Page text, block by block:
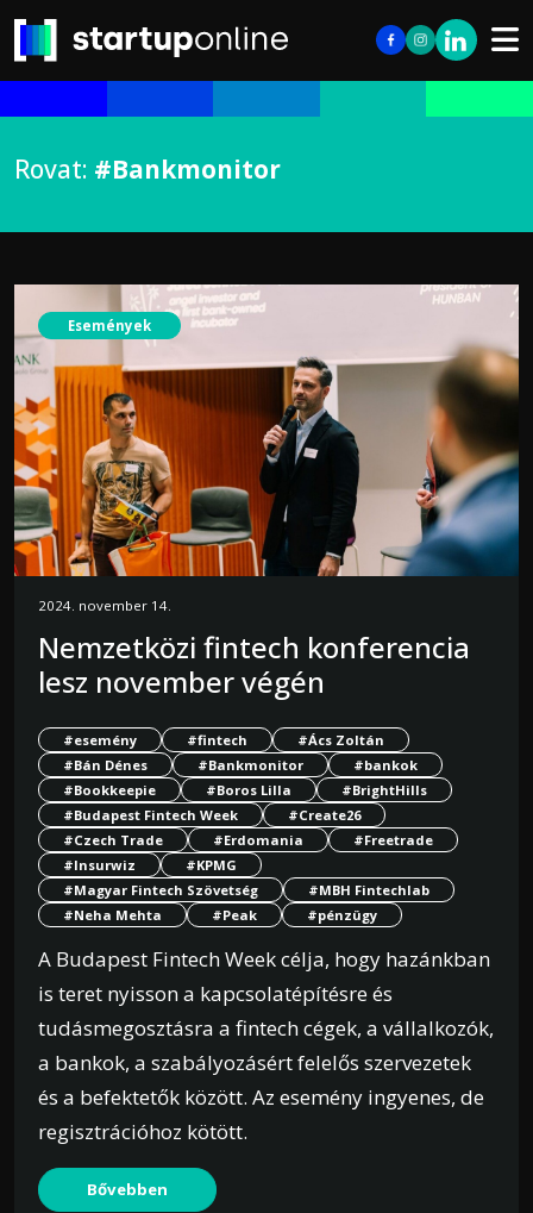
Rovat: #Bankmonitor
Események
2024. november 14.
Nemzetközi fintech konferencia
lesz november végén
#esemény #fintech
#Ács Zoltán
#Bán Dénes
#Bankmonitor
#bankok
#Bookkeepie
#Boros Lilla
#BrightHills
#Budapest Fintech Week
#Create26
#Czech Trade
#Erdomania
#Freetrade
#Insurwiz
#KPMG
#Magyar Fintech Szövetség
#MBH Fintechlab
#Neha Mehta
#Peak #pénzügy
A Budapest Fintech Week célja, hogy hazánkban
is teret nyisson a kapcsolatépítésre és
tudásmegosztásra a fintech cégek, a vállalkozók,
a bankok, a szabályozásért felelős szervezetek
és a befektetők között. Az esemény ingyenes, de
regisztrációhoz kötött.
Bővebben